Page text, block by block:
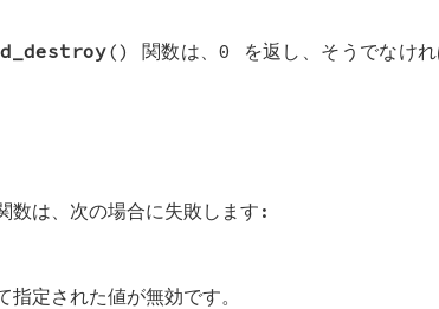
() 関数は、0 を返し、そうでなけれ
は、次の場合に失敗します:
定された値が無効です。